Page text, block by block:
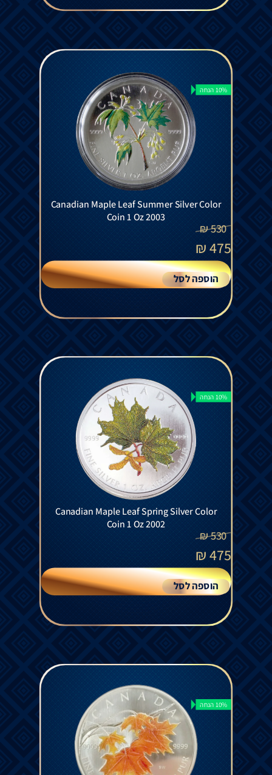
10% הנחה
Canadian Maple Leaf Summer Silver Color
Coin 1 Oz 2003
530
₪
475
₪
הוספה לסל
10% הנחה
Canadian Maple Leaf Spring Silver Color
Coin 1 Oz 2002
530
₪
475
₪
הוספה לסל
10% הנחה